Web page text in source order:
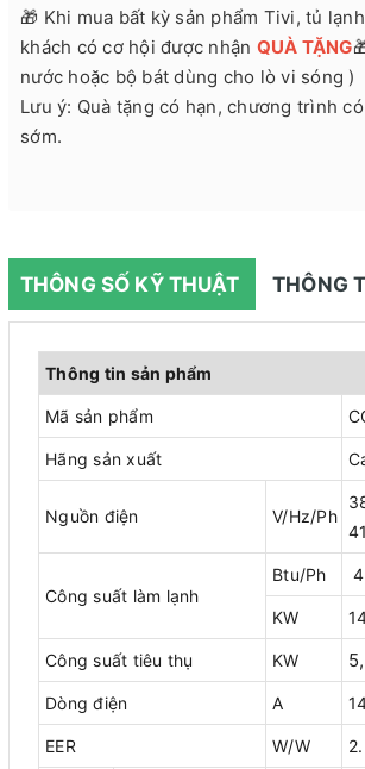
🎁 Khi mua bất kỳ sản phẩm Tivi, tủ
khách có cơ hội được nhận QUÀ TẶNG
nước hoặc bộ bát dùng cho lò vi sóng )
Lưu ý: Quà tặng có hạn, chương trình
sớm.
THÔNG SỐ KỸ THUẬT THÔNG
Thông tin sản phẩm
Mã sản phẩm
Hãng sản xuất
Nguồn điện V/Hz/Ph
Công suất làm lạnh
Btu/Ph
KW
Công suất tiêu thụ KW
Dòng điện A
EER W/W